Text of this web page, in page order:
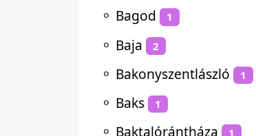
⚬ Bagod 1
⚬ Baja 2
⚬ Bakonyszentlászló 1
⚬ Baks 1
⚬ Baktalórántháza 1